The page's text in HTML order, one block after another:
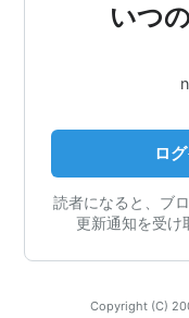
いつ
ロ
読者になると、ブ
更新通知を受け
Copyright (C)